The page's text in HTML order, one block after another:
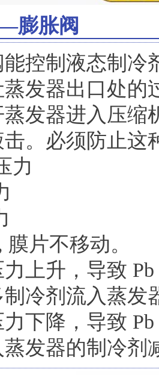
膨胀阀
控制液态制冷
发器出口处的
发器进入压缩
。必须防止这
力
膜片不移动。
上升，导致
冷剂流入蒸发
下降，导致
发器的制冷剂